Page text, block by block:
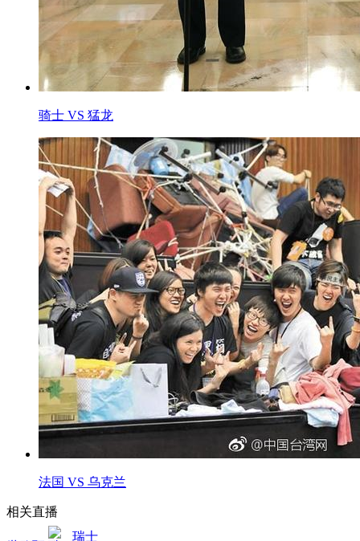
骑士 VS 猛龙
法国 VS 乌克兰
相关直播
瑞士